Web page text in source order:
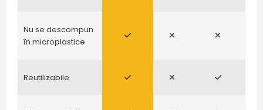
Nu se descompun
în microplastice
Reutilizabile